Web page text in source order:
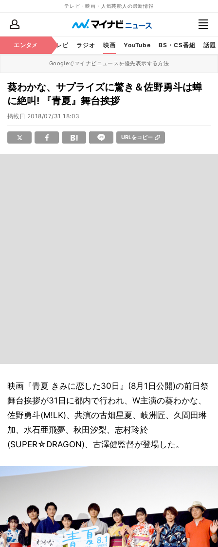
テレビ・映画・人気芸能人の最新情報
エンタメ
芸能 テレビ ラジオ 映画 YouTube BS・CS番組 話題
Googleでマイナビニュースを優先表示する方法
葵わかな、サプライズに驚き＆佐野勇斗は蝉
に絶叫! 『青夏』舞台挨拶
掲載日 2018/07/31 18:03
URLをコピー
映画『青夏 きみに恋した30日』(8月1日公開)の前日祭
舞台挨拶が31日に都内で行われ、W主演の葵わかな、
佐野勇斗(M!LK)、共演の古畑星夏、岐洲匠、久間田琳
加、水石亜飛夢、秋田汐梨、志村玲於
(SUPER☆DRAGON)、古澤健監督が登場した。